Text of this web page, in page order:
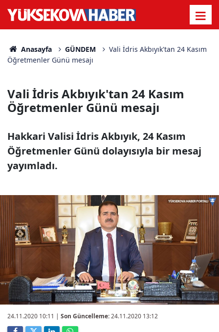
Anasayfa GÜNDEM
Vali İdris Akbıyık'tan 24 Kasım
Öğretmenler Günü mesajı
Vali İdris Akbıyık'tan 24 Kasım
Öğretmenler Günü mesajı
Hakkari Valisi İdris Akbıyık, 24 Kasım
Öğretmenler Günü dolayısıyla bir mesaj
yayımladı.
24.11.2020 10:11 | Son Güncelleme:24.11.2020 13:12